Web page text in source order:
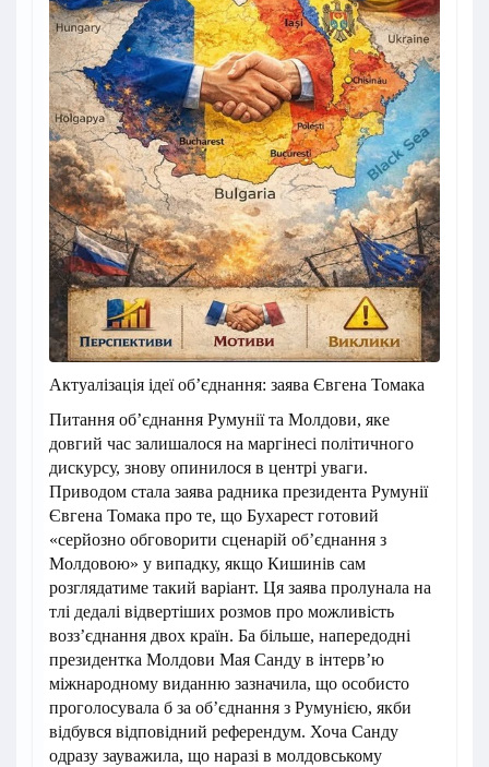
Актуалізація ідеї об’єднання: заява Євгена Томака
Питання об’єднання Румунії та Молдови, яке
довгий час залишалося на маргінесі політичного
дискурсу, знову опинилося в центрі уваги.
Приводом стала заява радника президента Румунії
Євгена Томака про те, що Бухарест готовий
«серйозно обговорити сценарій об’єднання з
Молдовою» у випадку, якщо Кишинів сам
розглядатиме такий варіант. Ця заява пролунала на
тлі дедалі відвертіших розмов про можливість
возз’єднання двох країн. Ба більше, напередодні
президентка Молдови Мая Санду в інтерв’ю
міжнародному виданню зазначила, що особисто
проголосувала б за об’єднання з Румунією, якби
відбувся відповідний референдум. Хоча Санду
одразу зауважила, що наразі в молдовському